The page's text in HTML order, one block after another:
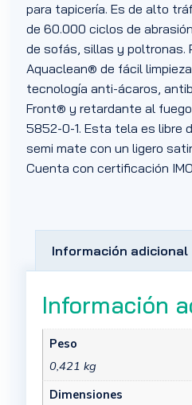
para tapicería. Es de alto
de 60.000 ciclos de
de sofás, sillas y poltronas.
Aquaclean® de fácil
tecnología anti-ácaros,
Front® y retardante al
5852-0-1. Esta tela es libre
semi mate con un ligero
Cuenta con certificación
Información adicional
Información
Peso
0,421 kg
Dimensiones